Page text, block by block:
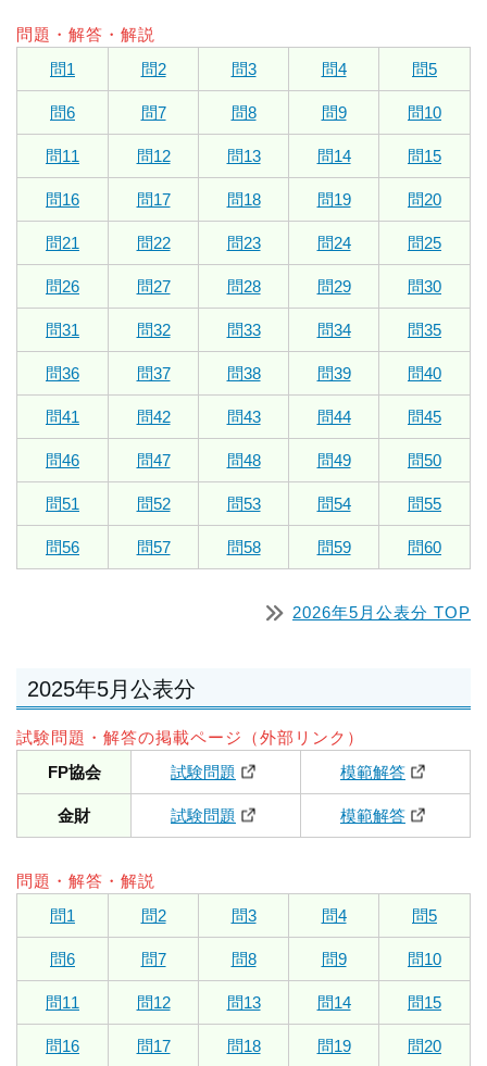
問題・解答・解説
問1
問2 問3 問4 問5
問6 問7 問8 問9 問10
問11 問12 問13 問14 問15
問16 問17 問18 問19 問20
問21 問22 問23 問24 問25
問26 問27 問28 問29 問30
問31 問32 問33 問34 問35
問36 問37 問38 問39 問40
問41 問42 問43 問44 問45
問46 問47 問48 問49 問50
問51 問52 問53 問54 問55
問56 問57 問58 問59 問60
2026年5月公表分 TOP
2025年5月公表分
試験問題・解答の掲載ページ（外部リンク）
FP協会
試験問題 模範解答
金財 試験問題 模範解答
問題・解答・解説
問1
問2 問3 問4 問5
問6 問7 問8 問9 問10
問11 問12 問13 問14 問15
問16 問17 問18 問19 問20